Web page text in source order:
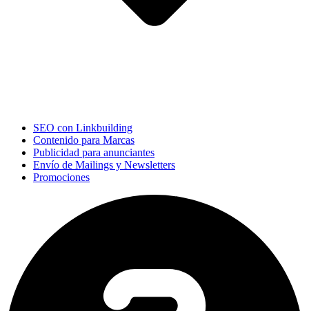
SEO con Linkbuilding
Contenido para Marcas
Publicidad para anunciantes
Envío de Mailings y Newsletters
Promociones